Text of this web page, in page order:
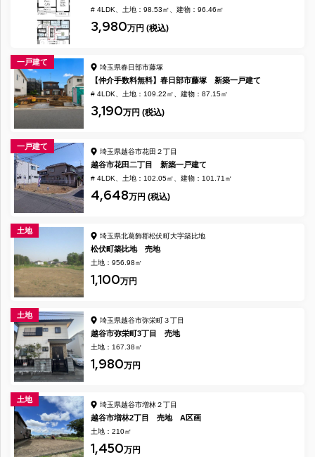
# 4LDK 土地：98.53㎡ 建物：96.46㎡
3,980万円 (税込)
一戸建て
埼玉県春日部市藤塚
【仲介手数料無料】春日部市藤塚 新築一戸建て
# 4LDK 土地：109.22㎡ 建物：87.15㎡
3,190万円 (税込)
一戸建て
埼玉県越谷市花田２丁目
越谷市花田二丁目 新築一戸建て
# 4LDK 土地：102.05㎡ 建物：101.71㎡
4,648万円 (税込)
土地
埼玉県北葛飾郡松伏町大字築比地
松伏町築比地 売地
土地：956.98㎡
1,100万円
土地
埼玉県越谷市弥栄町３丁目
越谷市弥栄町3丁目 売地
土地：167.38㎡
1,980万円
土地
埼玉県越谷市増林２丁目
越谷市増林2丁目 売地 A区画
土地：210㎡
1,450万円